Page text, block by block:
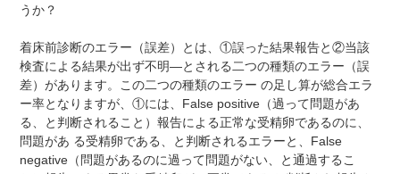
うか？
着床前診断のエラー（誤差）とは、①誤った結果報告と②当該
検査による結果が出ず不明―とされる二つの種類のエラー（誤
差）があります。この二つの種類のエラー の足し算が総合エラ
ー率となりますが、①には、False positive（過って問題があ
る、と判断されること）報告による正常な受精卵であるのに、
問題があ る受精卵である、と判断されるエラーと、False
negative（問題があるのに過って問題がない、と通過するこ